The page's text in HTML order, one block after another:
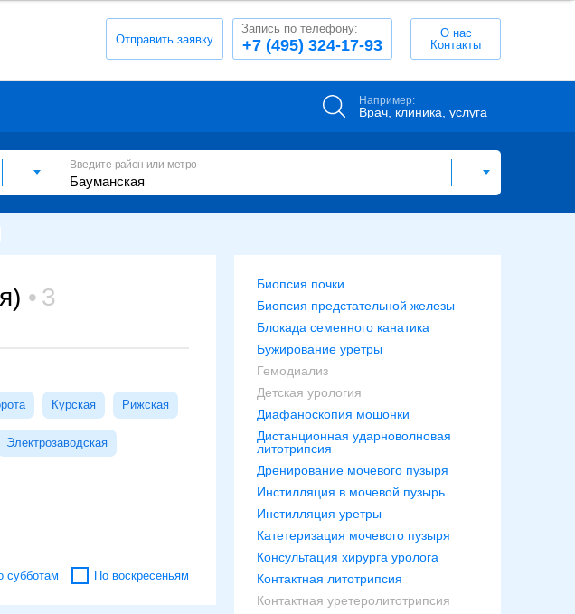
Отправить заявку +7 (495) 324-17-93
Запись по телефону:
О нас
Контакты
Например:
Врач, клиника, услуга
Введите район или метро
3
Курская Рижская
Электрозаводская
субботам По воскресеньям
Биопсия почки
Биопсия предстательной железы
Блокада семенного канатика
Бужирование уретры
Гемодиализ
Детская урология
Диафаноскопия мошонки
Дистанционная ударноволновая
литотрипсия
Дренирование мочевого пузыря
Инстилляция в мочевой пузырь
Инстилляция уретры
Катетеризация мочевого пузыря
Консультация хирурга уролога
Контактная литотрипсия
Контактная уретеролитотрипсия